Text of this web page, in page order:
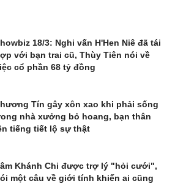
18/3: Nghi vấn H'Hen Niê đã tái
với bạn trai cũ, Thùy Tiên nói về
cổ phần 68 tỷ đồng
Tín gây xôn xao khi phải sống
nhà xưởng bỏ hoang, bạn thân
tiếng tiết lộ sự thật
Khánh Chi được trợ lý "hỏi cưới",
một câu về giới tính khiến ai cũng